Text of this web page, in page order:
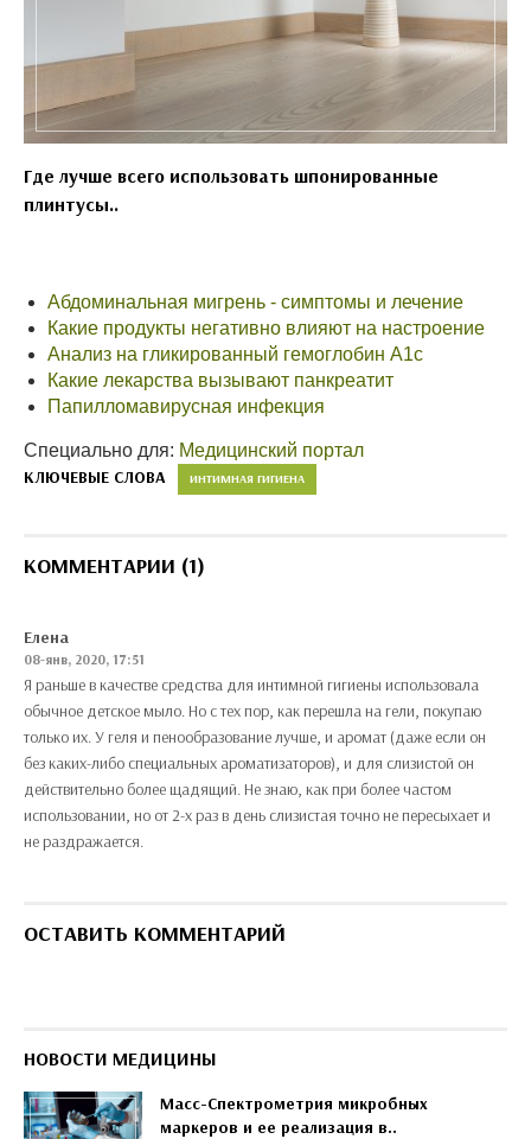
Где лучше всего использовать шпонированные
плинтусы..
Абдоминальная мигрень - симптомы и лечение
Какие продукты негативно влияют на настроение
Анализ на гликированный гемоглобин А1с
Какие лекарства вызывают панкреатит
Папилломавирусная инфекция
Специально для: Медицинский портал
КЛЮЧЕВЫЕ СЛОВА ИНТИМНАЯ ГИГИЕНА
КОММЕНТАРИИ (1)
Елена
08-янв, 2020, 17:51
Я раньше в качестве средства для интимной гигиены использовала
обычное детское мыло. Но с тех пор, как перешла на гели, покупаю
только их. У геля и пенообразование лучше, и аромат (даже если он
без каких-либо специальных ароматизаторов), и для слизистой он
действительно более щадящий. Не знаю, как при более частом
использовании, но от 2-х раз в день слизистая точно не пересыхает и
не раздражается.
ОСТАВИТЬ КОММЕНТАРИЙ
НОВОСТИ МЕДИЦИНЫ
Масс-Спектрометрия микробных
маркеров и ее реализация в..